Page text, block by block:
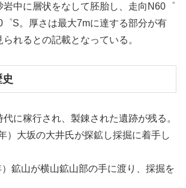
岩中に層状をなして胚胎し、走向N60゜
゜S。厚さは最大7mに達する部分が有
れるとの記載となっている。
代に稼行され、製錬された遺跡が残る。
）大坂の大井氏が探鉱し採掘に着手し
鉱山が横山鉱山部の手に渡り、採掘を